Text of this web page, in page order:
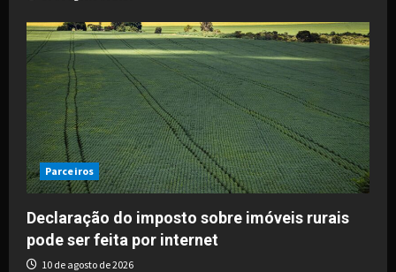
Parceiros
Declaração do imposto sobre imóveis rurais
pode ser feita por internet
10 de agosto de 2026